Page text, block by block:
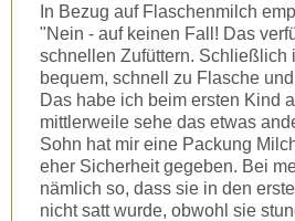
In Bezug auf Flaschenmilch
"Nein - auf keinen Fall! Das
schnellen Zufüttern. Schließlich
bequem, schnell zu Flasche
Das habe ich beim ersten Kind
mittlerweile sehe das etwas
Sohn hat mir eine Packung
eher Sicherheit gegeben. Bei
nämlich so, dass sie in den
nicht satt wurde, obwohl sie